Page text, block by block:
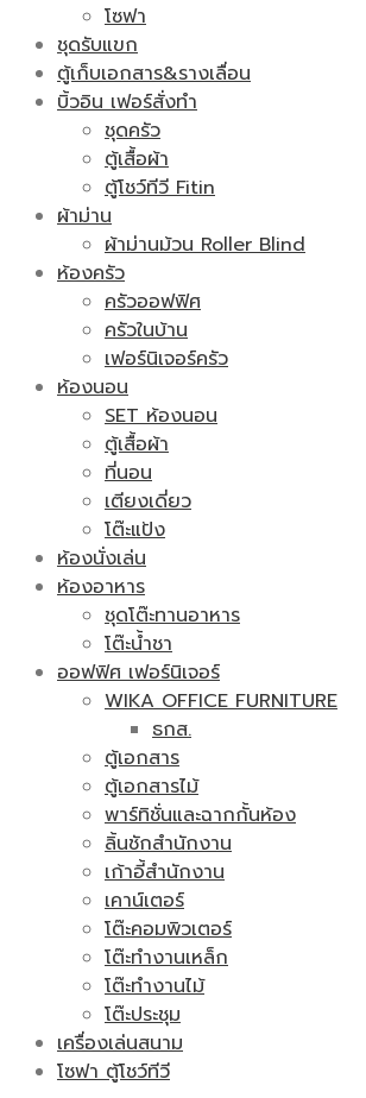
โซฟา
ชุดรับแขก
ตู้เก็บเอกสาร&รางเลื่อน
บิ้วอิน เฟอร์สั่งทำ
ชุดครัว
ตู้เสื้อผ้า
ตู้โชว์ทีวี Fitin
ผ้าม่าน
ผ้าม่านม้วน Roller Blind
ห้องครัว
ครัวออฟฟิศ
ครัวในบ้าน
เฟอร์นิเจอร์ครัว
ห้องนอน
SET ห้องนอน
ตู้เสื้อผ้า
ที่นอน
เตียงเดี่ยว
โต๊ะแป้ง
ห้องนั่งเล่น
ห้องอาหาร
ชุดโต๊ะทานอาหาร
โต๊ะน้ำชา
ออฟฟิศ เฟอร์นิเจอร์
WIKA OFFICE FURNITURE
ธกส.
ตู้เอกสาร
ตู้เอกสารไม้
พาร์ทิชั่นและฉากกั้นห้อง
ลิ้นชักสำนักงาน
เก้าอี้สำนักงาน
เคาน์เตอร์
โต๊ะคอมพิวเตอร์
โต๊ะทำงานเหล็ก
โต๊ะทำงานไม้
โต๊ะประชุม
เครื่องเล่นสนาม
โซฟา ตู้โชว์ทีวี